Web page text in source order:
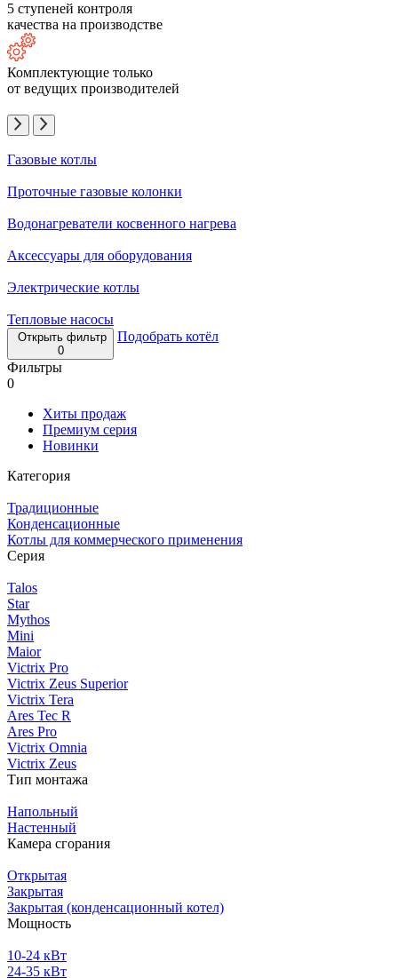
5 ступеней контроля
качества на производстве
Комплектующие только
от ведущих производителей
Газовые котлы
Проточные газовые колонки
Водонагреватели косвенного нагрева
Аксессуары для оборудования
Электрические котлы
Тепловые насосы
Открыть фильтр
0
Подобрать котёл
Фильтры
0
Хиты продаж
Премиум серия
Новинки
Категория
Традиционные
Конденсационные
Котлы для коммерческого применения
Серия
Talos
Star
Mythos
Mini
Maior
Victrix Pro
Victrix Zeus Superior
Victrix Tera
Ares Tec R
Ares Pro
Victrix Omnia
Victrix Zeus
Тип монтажа
Напольный
Настенный
Камера сгорания
Открытая
Закрытая
Закрытая (конденсационный котел)
Мощность
10-24 кВт
24-35 кВт